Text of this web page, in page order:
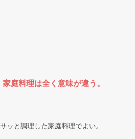
庭料理は全く意味が違う。
ッと調理した家庭料理でよい。